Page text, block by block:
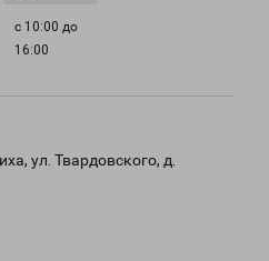
с 10:00 до
16:00
ул. Твардовского, д.